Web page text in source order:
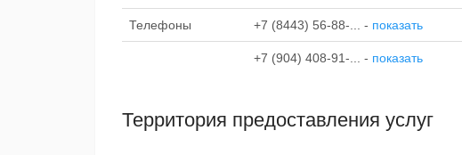
Телефоны +7 (8443) 56-88-... - показать
+7 (904) 408-91-... - показать
Территория предоставления услуг